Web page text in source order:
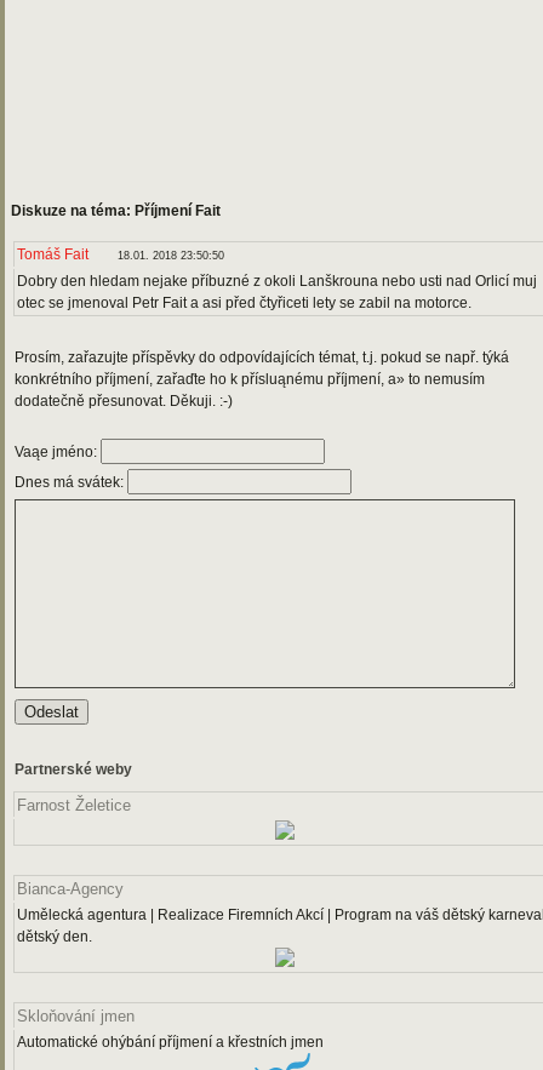
Diskuze na téma: Příjmení Fait
Tomáš Fait 18.01. 2018 23:50:50
Dobry den hledam nejake příbuzné z okoli Lanškrouna nebo usti nad Orlicí muj
otec se jmenoval Petr Fait a asi před čtyřiceti lety se zabil na motorce.
Prosím, zařazujte příspěvky do odpovídajících témat, t.j. pokud se např. týká
konkrétního příjmení, zařaďte ho k přísluąnému příjmení, a» to nemusím
dodatečně přesunovat. Děkuji. :-)
Vaąe jméno:
Dnes má svátek:
Partnerské weby
Farnost Želetice
Bianca-Agency
Umělecká agentura | Realizace Firemních Akcí | Program na váš dětský
dětský den.
Skloňování jmen
Automatické ohýbání příjmení a křestních jmen